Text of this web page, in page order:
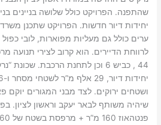
יחידות דיור חדשות. הפרויקט שתכנן משרד
ערים כולל גם מעליות מפוארות, לובי
ושטחים ירוקים. לצד מבני המגורים יוקם
שיהיה משותף לבאר יעקב וראשון לציון.